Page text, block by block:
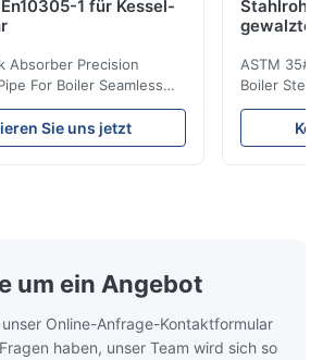
1 für Kessel-
Absorber Precision
For Boiler Seamless
steel tubes To be
system, automobile and
parts for cars and
12m,12m or as
requirys Standard JIS
Sie uns jetzt
Stahlrohr
ASTM 35#
Boiler Steel
Lehgth Its
Q235,
um ein Angebot
Online-Anfrage-Kontaktformular
haben, unser Team wird sich so